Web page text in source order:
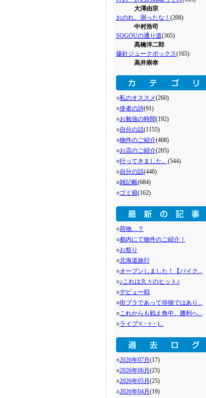
大澤由宗
おのれ、測ったな！ (208)
中村浩司
SOGOUの通り道(365)
髙橋洋二郎
爆針ジュークボックス(165)
高井崇幸
○私のオススメ(260)
○使者の詩(91)
○お勉強の時間(192)
○自分の話(1155)
○物件のご紹介(408)
○お店のご紹介(205)
○行ってきました。 (544)
○自分の話(440)
○雑記帳(684)
○ゴミ箱(162)
○荷物…？
○都内にて物件のご紹介！
○お祭り
○北海道旅行
○オープンしました！【バイク...
○♪これは久々のヒット♪
○デビュー戦
○街ブラであって徘徊ではあり...
○これからも戦え角中、勝利へ...
○ライブ◝(・▿・)...
○2026年07月 (17)
○2026年06月 (23)
○2026年05月 (25)
○2026年04月 (19)